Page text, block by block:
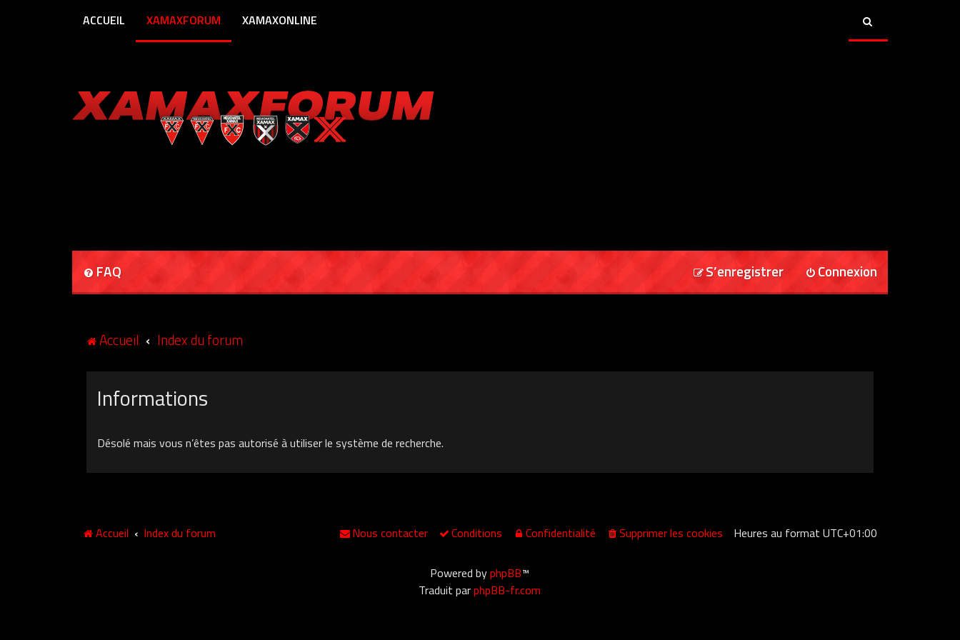
ACCUEIL XAMAXFORUM XAMAXONLINE
FAQ Connexion
S’enregistrer
Accueil Index du forum
Informations
Désolé mais vous n’êtes pas autorisé à utiliser le système de recherche.
Accueil Index du forum Heures au formatUTC+01:00
Supprimer les cookies
Confidentialité
Conditions
Nous contacter
Powered byphpBB™
Traduit parphpBB-fr.com